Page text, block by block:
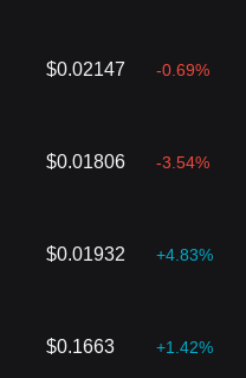
$0.02147 -0.69%
$0.01806 -3.54%
$0.01932 +4.83%
$0.1663 +1.42%